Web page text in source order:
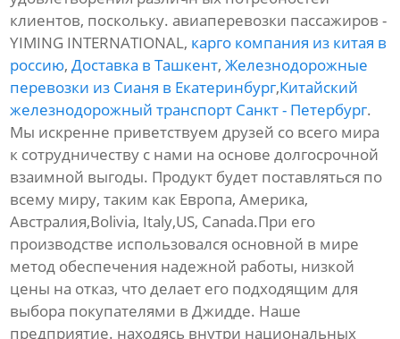
клиентов, поскольку. авиаперевозки пассажиров -
YIMING INTERNATIONAL, карго компания из китая в
россию,Доставка в Ташкент,Железнодорожные
перевозки из Сианя в Екатеринбург,Китайский
железнодорожный транспорт Санкт - Петербург.
Мы искренне приветствуем друзей со всего мира
к сотрудничеству с нами на основе долгосрочной
взаимной выгоды. Продукт будет поставляться по
всему миру, таким как Европа, Америка,
Австралия,Bolivia, Italy,US, Canada.При его
производстве использовался основной в мире
метод обеспечения надежной работы, низкой
цены на отказ, что делает его подходящим для
выбора покупателями в Джидде. Наше
предприятие. находясь внутри национальных